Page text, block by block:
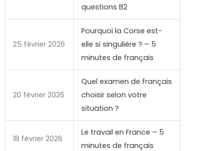
questions B2
25 février 2026
Pourquoi la Corse est-
elle si singulière ? – 5
minutes de français
20 février 2026
Quel examen de français
choisir selon votre
situation ?
18 février 2026
Le travail en France – 5
minutes de français